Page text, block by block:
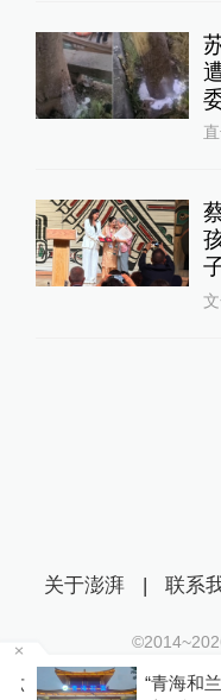
“青海和兰
关于澎湃 | 联系
©2014~
沪ICP证：沪B2-